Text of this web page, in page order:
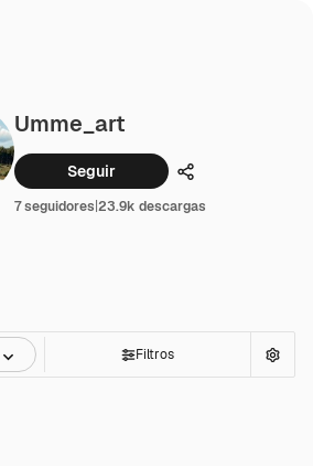
Umme_art
Seguir Compartir
7 seguidores|23.9k descargas
Filtros